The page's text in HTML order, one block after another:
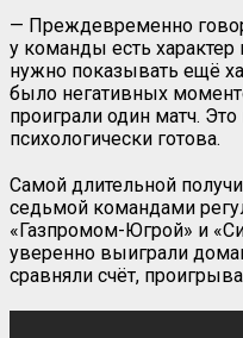
— Преждевременно
у команды есть
нужно показывать ещё
было негативных
проиграли один матч.
психологически готова.
Самой длительной
седьмой командами
«Газпромом-Югрой» и
уверенно выиграли
сравняли счёт,